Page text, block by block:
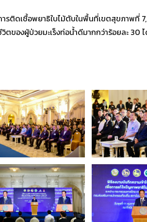
ติดเชื้อพยาธิใบไม้ตับในพื้นที่เขตสุขภาพที่
ตของผู้ป่วยมะเร็งท่อน้ำดีมากกว่าร้อยละ 30